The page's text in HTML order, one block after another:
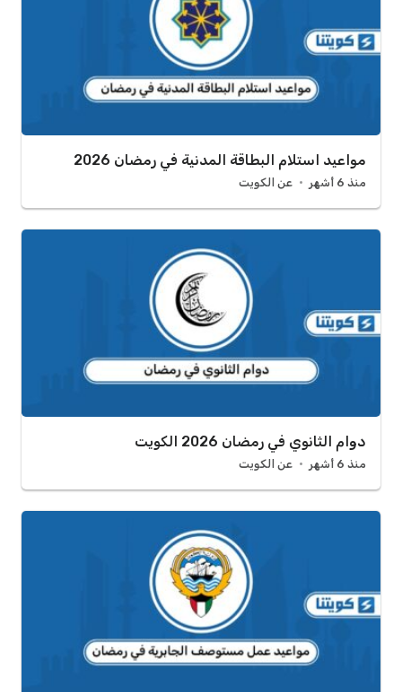
مواعيد استلام البطاقة المدنية في رمضان 2026
منذ 6 أشهر عن الكويت
دوام الثانوي في رمضان 2026 الكويت
منذ 6 أشهر عن الكويت